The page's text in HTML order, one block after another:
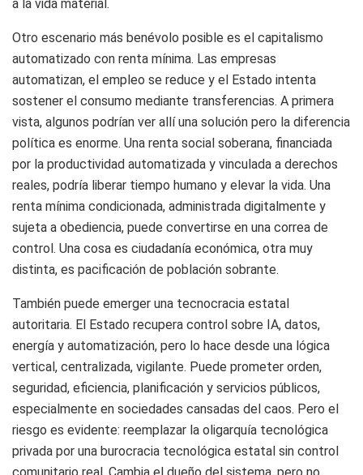
a la vida material.
Otro escenario más benévolo posible es el capitalismo
automatizado con renta mínima. Las empresas
automatizan, el empleo se reduce y el Estado intenta
sostener el consumo mediante transferencias. A primera
vista, algunos podrían ver allí una solución pero la diferencia
política es enorme. Una renta social soberana, financiada
por la productividad automatizada y vinculada a derechos
reales, podría liberar tiempo humano y elevar la vida. Una
renta mínima condicionada, administrada digitalmente y
sujeta a obediencia, puede convertirse en una correa de
control. Una cosa es ciudadanía económica, otra muy
distinta, es pacificación de población sobrante.
También puede emerger una tecnocracia estatal
autoritaria. El Estado recupera control sobre IA, datos,
energía y automatización, pero lo hace desde una lógica
vertical, centralizada, vigilante. Puede prometer orden,
seguridad, eficiencia, planificación y servicios públicos,
especialmente en sociedades cansadas del caos. Pero el
riesgo es evidente: reemplazar la oligarquía tecnológica
privada por una burocracia tecnológica estatal sin control